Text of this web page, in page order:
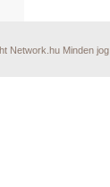
Network.hu Minden jog